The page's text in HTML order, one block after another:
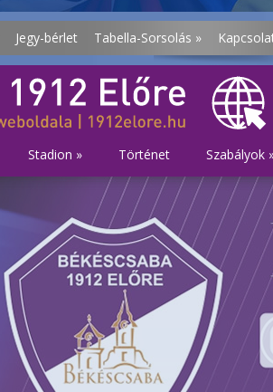
Jegy-bérlet Tabella-Sorsolás »
Stadion » Történet Szabályok